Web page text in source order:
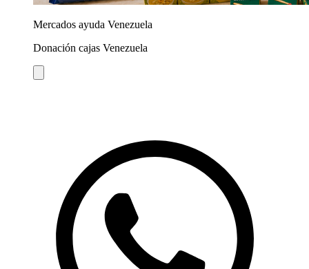
Mercados ayuda Venezuela
Donación cajas Venezuela